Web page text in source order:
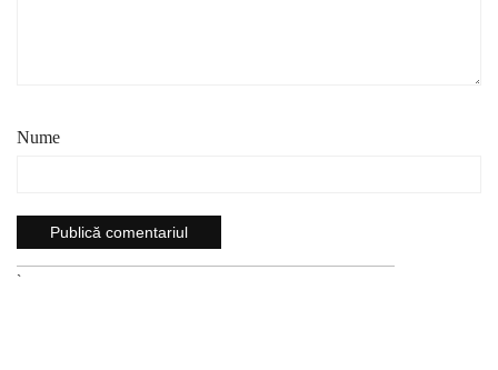
Nume
`